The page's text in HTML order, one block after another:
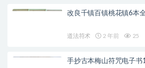
改良千镇百镇桃花镇6本
道法符术 2 年前 25
手抄古本梅山符咒电子书